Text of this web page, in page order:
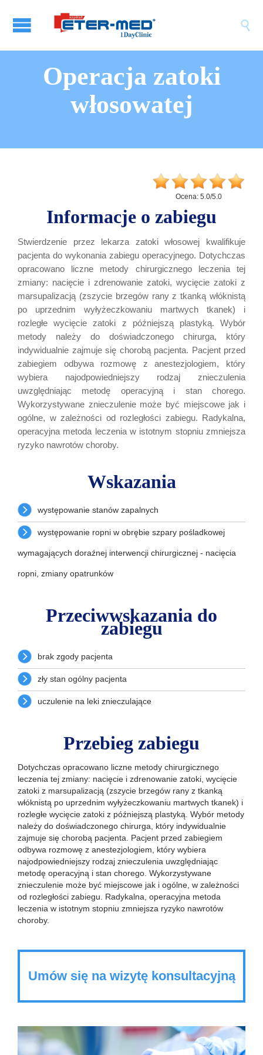

Operacja zatoki
włosowatej
Ocena: 5.0/5.0
Informacje o zabiegu
Stwierdzenie przez lekarza zatoki włosowej kwalifikuje
pacjenta do wykonania zabiegu operacyjnego. Dotychczas
opracowano liczne metody chirurgicznego leczenia tej
zmiany: nacięcie i zdrenowanie zatoki, wycięcie zatoki z
marsupalizacją (zszycie brzegów rany z tkanką włóknistą
po uprzednim wyłyżeczkowaniu martwych tkanek) i
rozległe wycięcie zatoki z późniejszą plastyką. Wybór
metody należy do doświadczonego chirurga, który
indywidualnie zajmuje się chorobą pacjenta. Pacjent przed
zabiegiem odbywa rozmowę z anestezjologiem, który
wybiera najodpowiedniejszy rodzaj znieczulenia
uwzględniając metodę operacyjną i stan chorego.
Wykorzystywane znieczulenie może być miejscowe jak i
ogólne, w zależności od rozległości zabiegu. Radykalna,
operacyjna metoda leczenia w istotnym stopniu zmniejsza
ryzyko nawrotów choroby.
Wskazania
występowanie stanów zapalnych
występowanie ropni w obrębie szpary pośladkowej
wymagających doraźnej interwencji chirurgicznej - nacięcia
ropni, zmiany opatrunków
Przeciwwskazania do
zabiegu
brak zgody pacjenta
zły stan ogólny pacjenta
uczulenie na leki znieczulające
Przebieg zabiegu
Dotychczas opracowano liczne metody chirurgicznego
leczenia tej zmiany: nacięcie i zdrenowanie zatoki, wycięcie
zatoki z marsupalizacją (zszycie brzegów rany z tkanką
włóknistą po uprzednim wyłyżeczkowaniu martwych tkanek) i
rozległe wycięcie zatoki z późniejszą plastyką. Wybór metody
należy do doświadczonego chirurga, który indywidualnie
zajmuje się chorobą pacjenta. Pacjent przed zabiegiem
odbywa rozmowę z anestezjologiem, który wybiera
najodpowiedniejszy rodzaj znieczulenia uwzględniając
metodę operacyjną i stan chorego. Wykorzystywane
znieczulenie może być miejscowe jak i ogólne, w zależności
od rozległości zabiegu. Radykalna, operacyjna metoda
leczenia w istotnym stopniu zmniejsza ryzyko nawrotów
choroby.
Umów się na wizytę konsultacyjną